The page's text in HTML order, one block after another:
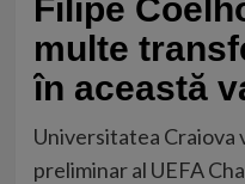
Filipe
multe
în această
Universitatea Craiova
preliminar al UEFA